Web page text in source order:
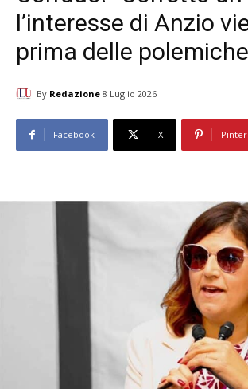
l’interesse di Anzio
prima delle
By Redazione 8 Luglio 2026
Facebook X